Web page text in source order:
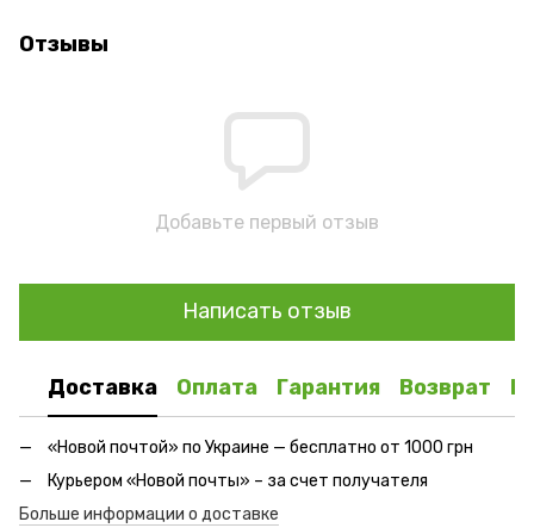
Отзывы
Добавьте первый отзыв
Написать отзыв
Доставка Оплата Гарантия Возврат
«Новой почтой» по Украине — бесплатно от 1000 грн
Курьером «Новой почты» – за счет получателя
Больше информации о доставке